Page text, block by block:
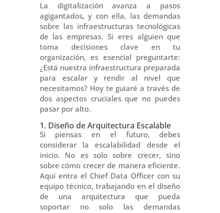
La digitalización avanza a pasos
agigantados, y con ella, las demandas
sobre las infraestructuras tecnológicas
de las empresas. Si eres alguien que
toma decisiones clave en tu
organización, es esencial preguntarte:
¿Está nuestra infraestructura preparada
para escalar y rendir al nivel que
necesitamos? Hoy te guiaré a través de
dos aspectos cruciales que no puedes
pasar por alto.
1. Diseño de Arquitectura Escalable
Si piensas en el futuro, debes
considerar la escalabilidad desde el
inicio. No es solo sobre crecer, sino
sobre cómo crecer de manera eficiente.
Aquí entra el Chief Data Officer con su
equipo técnico, trabajando en el diseño
de una arquitectura que pueda
soportar no solo las demandas